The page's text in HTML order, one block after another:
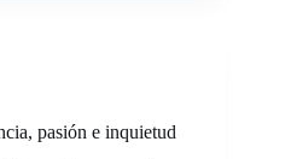
pasión e inquietud